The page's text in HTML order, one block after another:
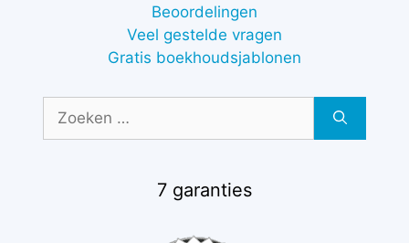
Beoordelingen
Veel gestelde vragen
Gratis boekhoudsjablonen
Zoek
7 garanties